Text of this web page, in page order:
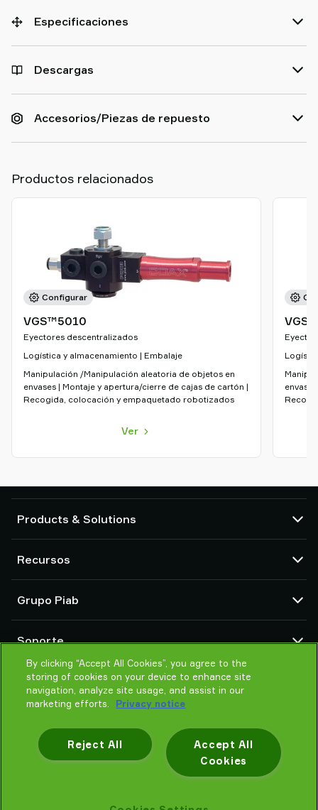
Especificaciones
Descargas
Accesorios/Piezas de repuesto
Productos relacionados
Configurar
VGS™5010
Eyectores descentralizados
Logística y almacenamiento | Embalaje
Manipulación /Manipulación aleatoria de objetos en
envases | Montaje y apertura/cierre de cajas de cartón |
Recogida, colocación y empaquetado robotizados
Ver
Products & Solutions
Ventosas y sistemas de agarre delicado
Componentes de herramientas de final de brazo (EOAT) para robots
Soluciones de agarre para robots y cobots
Transportadores por vacío para sólidos en polvo y a granel
Recursos
Configuradores de producto
Términos y condiciones de ventas
Política de Privacidad
Grupo Piab
Organización global
Código de conducta
Noticias
Soporte
Contacto
Encontrar un partner
Ayuda para elegir
By clicking “Accept All Cookies”, you agree to the
storing of cookies on your device to enhance site
navigation, analyze site usage, and assist in our
marketing efforts.
Privacy notice
Accept All
Cookies
Reject All